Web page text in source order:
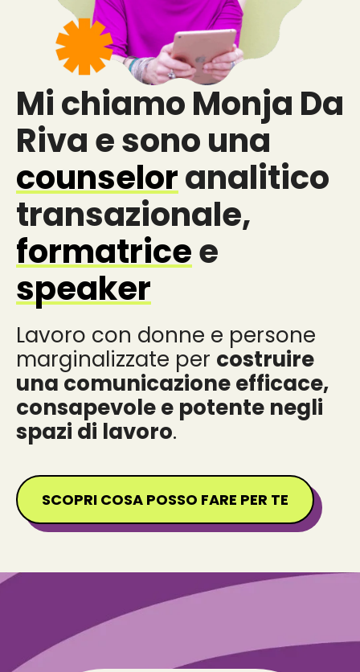
Mi chiamo Monja Da
Riva e sono una
counseloranalitico
transazionale,
formatricee
speaker
Lavoro con donne e persone
marginalizzate per costruire
una comunicazione efficace,
consapevole e potente negli
spazi di lavoro.
SCOPRI COSA POSSO FARE PER TE